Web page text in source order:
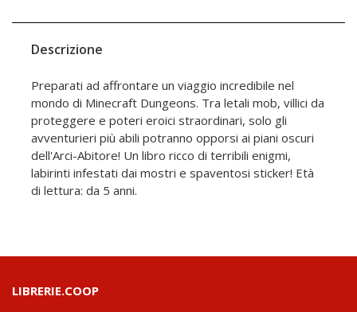
Descrizione
Preparati ad affrontare un viaggio incredibile nel
mondo di Minecraft Dungeons. Tra letali mob, villici da
proteggere e poteri eroici straordinari, solo gli
avventurieri più abili potranno opporsi ai piani oscuri
dell'Arci-Abitore! Un libro ricco di terribili enigmi,
labirinti infestati dai mostri e spaventosi sticker! Età
di lettura: da 5 anni.
LIBRERIE.COOP